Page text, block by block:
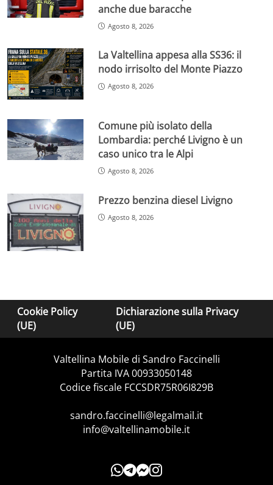
anche due baracche
Agosto 8, 2026
La Valtellina appesa alla SS36: il
nodo irrisolto del Monte Piazzo
Agosto 8, 2026
Comune più isolato della
Lombardia: perché Livigno è un
caso unico tra le Alpi
Agosto 8, 2026
Prezzo benzina diesel Livigno
Agosto 8, 2026
Cookie Policy
(UE)
Dichiarazione sulla Privacy
(UE)
Valtellina Mobile di Sandro Faccinelli
Partita IVA 00933050148
Codice fiscale FCCSDR75R06I829B
sandro.faccinelli@legalmail.it
info@valtellinamobile.it